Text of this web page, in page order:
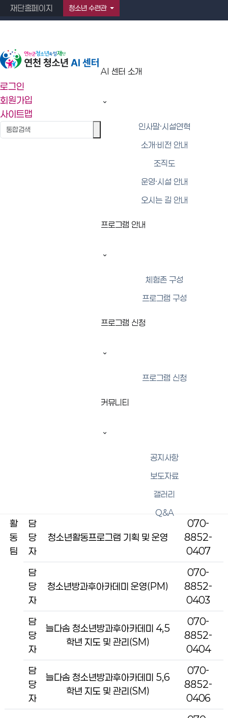
재단홈페이지 청소년 수련관
로그인
회원가입
사이트맵
AI 센터 소개
인사말·시설연혁
소개·비전 안내
조직도
운영·시설 안내
오시는 길 안내
프로그램 안내
체험존 구성
프로그램 구성
프로그램 신청
프로그램 신청
커뮤니티
공지사항
보도자료
갤러리
Q&A
조직도
연락처
활
동
팀
청소년활동프로그램 기획 및 운영
담
당
자
청소년활동프로그램 기획 및 운영
070-
8852-
0407
담
당
자
청소년방과후아카데미 운영(PM)
070-
8852-
0403
담
당
자
늘다솜 청소년방과후아카데미 4,5
학년 지도 및 관리(SM)
070-
8852-
0404
담
당
자
늘다솜 청소년방과후아카데미 5,6
학년 지도 및 관리(SM)
070-
8852-
0406